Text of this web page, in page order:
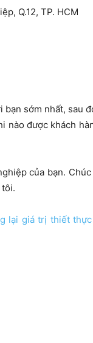
Q.12, TP. HCM
sớm nhất, sau
nào được khách
của bạn.
lại giá trị thiết